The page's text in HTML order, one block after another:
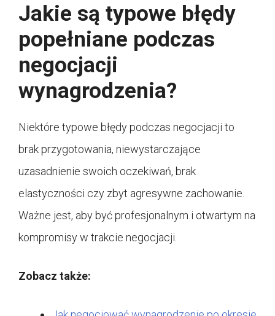
Jakie są typowe błędy
popełniane podczas
negocjacji
wynagrodzenia?
Niektóre typowe błędy podczas negocjacji to
brak przygotowania, niewystarczające
uzasadnienie swoich oczekiwań, brak
elastyczności czy zbyt agresywne zachowanie.
Ważne jest, aby być profesjonalnym i otwartym na
kompromisy w trakcie negocjacji.
Zobacz także: